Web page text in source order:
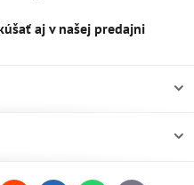
aj v našej predajni